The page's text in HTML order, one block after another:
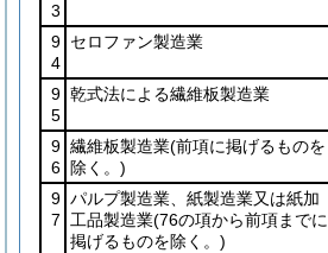
3
9
4
セロファン製造業
9
5
乾式法による繊維板製造業
9
6
繊維板製造業(前項に掲げるものを
除く。)
9
7
パルプ製造業、紙製造業又は紙加
工品製造業(76の項から前項までに
掲げるものを除く。)